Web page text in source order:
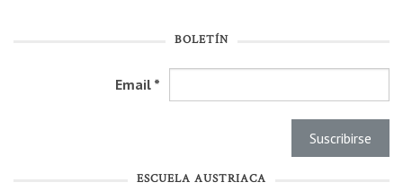
BOLETÍN
Email *
ESCUELA AUSTRIACA